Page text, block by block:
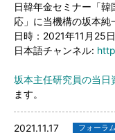
日韓年金セミナー「
応」に当機構の坂本純
日時：2021年11月25
日本語チャンネル:
坂本主任研究員の当日
ます。
2021.11.17 フォーラム